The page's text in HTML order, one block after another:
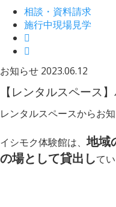
相談・資料請求
施行中現場見学
お知らせ 2023.06.12
【レンタルスペース
レンタルスペースからお知
イシモク体験館は、地域
の場として貸出してい